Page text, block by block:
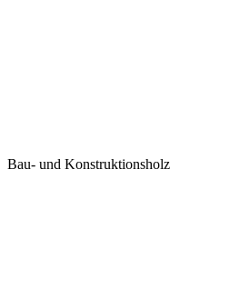
Bau- und Konstruktionsholz